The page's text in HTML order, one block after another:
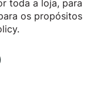
toda a loja, para
os propósitos
.